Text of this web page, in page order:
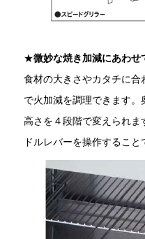
★微妙な焼き加減にあわせ
食材の大きさやカタチに合
で火加減を調理できます
高さを４段階で変えられま
ドルレバーを操作すること